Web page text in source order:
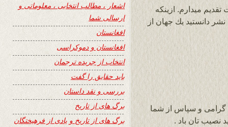
ميدارم. ازينكه
، شايسته نشر دانستيد يك جهان از
گرامی و سپاس از شما
نصیب تان باد .
اشعار ، مطالب انتخابی ، معلوماتی و
ارسالی شما
افغانستان
افغانستان و دموکراسی
انتخاب از جریده ترجمان
باید حقایق را گفت
بررسی و نقد داستان
برگ های از تاریخ
برگ های از تاریخ و یادی از فرهیختگان